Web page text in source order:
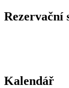
Rezervační
Kalendář